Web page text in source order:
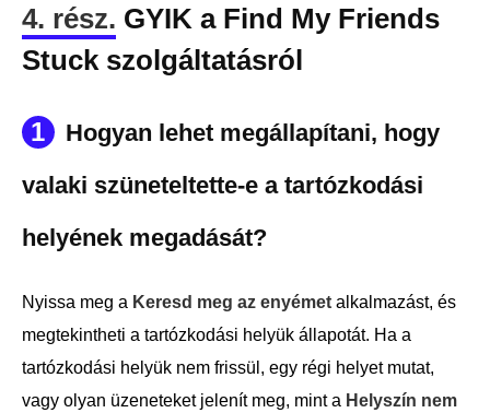
4. rész. GYIK a Find My Friends
Stuck szolgáltatásról
1
Hogyan lehet megállapítani, hogy
valaki szüneteltette-e a tartózkodási
helyének megadását?
Nyissa meg a Keresd meg az enyémet alkalmazást, és
megtekintheti a tartózkodási helyük állapotát. Ha a
tartózkodási helyük nem frissül, egy régi helyet mutat,
vagy olyan üzeneteket jelenít meg, mint a Helyszín nem